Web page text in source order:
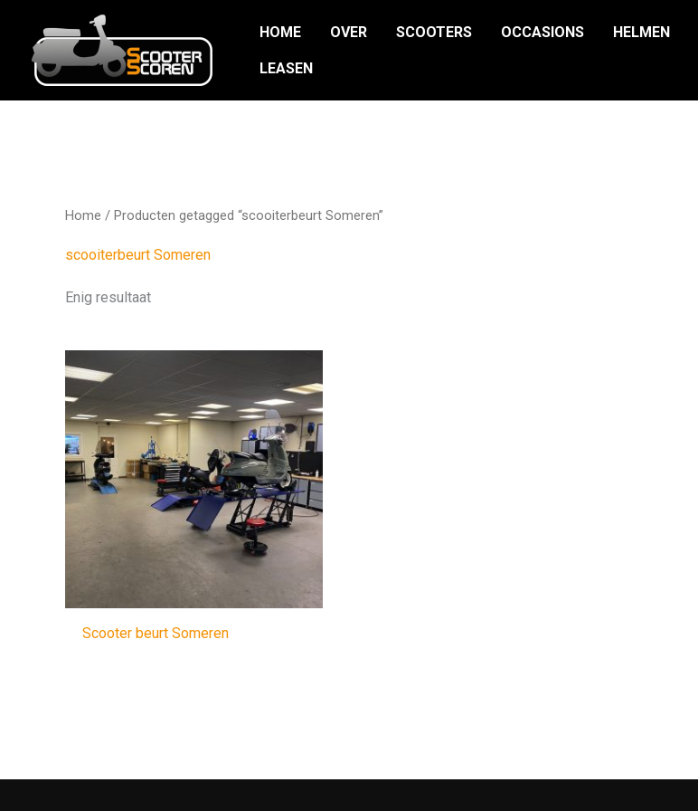
HOME OVER SCOOTERS OCCASIONS HELMEN
LEASEN
Home / Producten getagged “scooiterbeurt Someren”
scooiterbeurt Someren
Enig resultaat
Scooter beurt Someren